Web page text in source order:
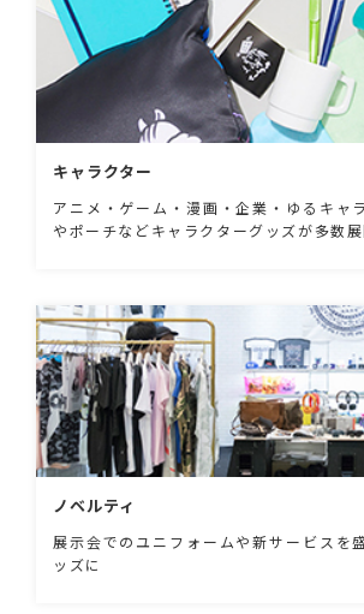
キャラクター
アニメ・ゲーム・漫画・企業・ゆるキャ
やポーチなどキャラクターグッズが多数展
ノベルティ
展示会でのユニフォームや新サービスを
ッズに